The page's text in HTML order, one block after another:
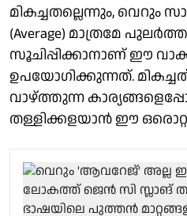
മികച്ചതല്ലെന്നും, വെറും
(Average) മാത്രമേ
സൂചിപ്പിക്കാനാണ് ഈ
ഉപയോഗിക്കുന്നത്.
വാഴ്ത്തുന്ന
തള്ളിക്കളയാൻ ഈ